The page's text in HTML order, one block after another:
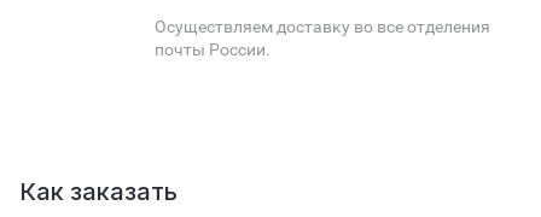
Осуществляем доставку во все отделения
почты России.
Как заказать